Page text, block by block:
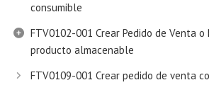
consumible
FTV0102-001 Crear Pedido de Venta o
producto almacenable
FTV0109-001 Crear pedido de venta